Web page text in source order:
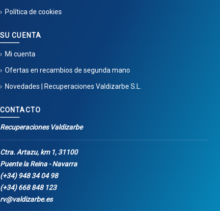
Política de cookies
SU CUENTA
Mi cuenta
Ofertas en recambios de segunda mano
Novedades | Recuperaciones Valdizarbe S.L.
CONTACTO
Recuperaciones Valdizarbe
Ctra. Artazu, km 1, 31100
Puente la Reina - Navarra
(+34) 948 34 04 98
(+34) 668 848 123
rv@valdizarbe.es